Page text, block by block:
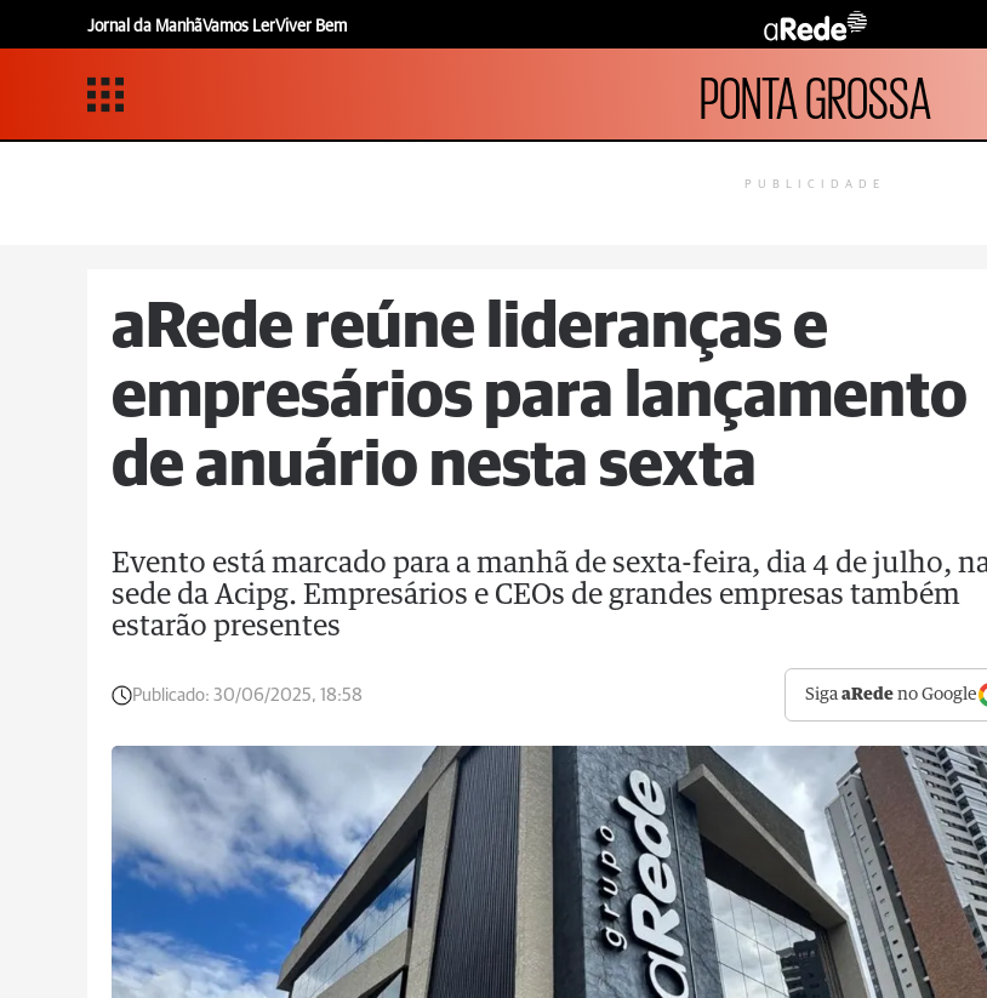
Jornal da ManhãVamos LerViver Bem
PONTA GROSSA
PUBLICIDADE
aRede reúne lideranças e
empresários para lançamento
de anuário nesta sexta
Evento está marcado para a manhã de sexta-feira, dia 4 de julho,
sede da Acipg. Empresários e CEOs de grandes empresas também
estarão presentes
Publicado: 30/06/2025, 18:58 SigaaRede no Google